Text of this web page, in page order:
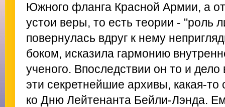
Южного фланга Красной Армии, а от
устои веры, то есть теории - "роль
повернулась вдруг к нему
боком, исказила гармонию
ученого. Впоследствии он то и
эти секретнейшие архивы, какая-то
ко Дню Лейтенанта Бейли-Лэнда.